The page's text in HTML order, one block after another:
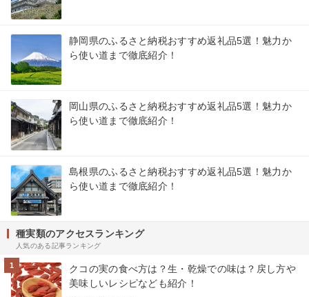
静岡県のふるさと納税おすすめ返礼品5選！魅力か
ら使い道まで徹底紹介！
岡山県のふるさと納税おすすめ返礼品5選！魅力か
ら使い道まで徹底紹介！
島根県のふるさと納税おすすめ返礼品5選！魅力か
ら使い道まで徹底紹介！
種実類のアクセスランキング
人気のある記事ランキング
1
クコの実の食べ方は？生・乾燥での味は？戻し方や
美味しいレシピなども紹介！